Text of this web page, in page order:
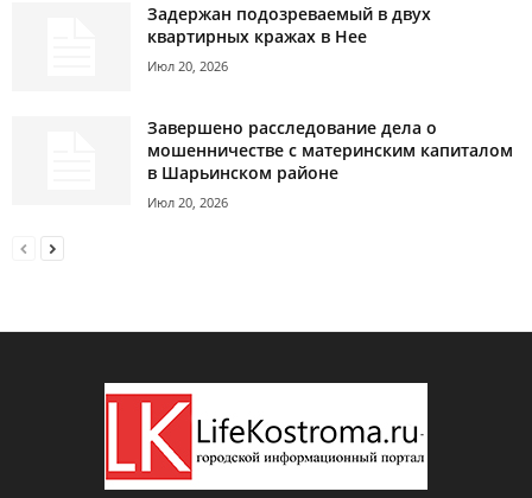
Задержан подозреваемый в двух
квартирных кражах в Нее
Июл 20, 2026
Завершено расследование дела о
мошенничестве с материнским капиталом
в Шарьинском районе
Июл 20, 2026